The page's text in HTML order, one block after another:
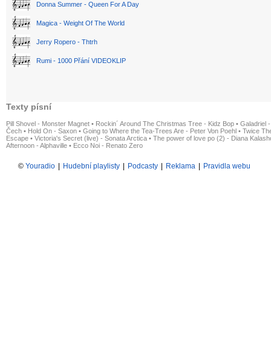
Donna Summer - Queen For A Day
Magica - Weight Of The World
Jerry Ropero - Thtrh
Rumi - 1000 Přání VIDEOKLIP
Texty písní
Pill Shovel - Monster Magnet • Rockin´ Around The Christmas Tree - Kidz Bop • Galadriel
Čech • Hold On - Saxon • Going to Where the Tea-Trees Are - Peter Von Poehl • Twice
Escape • Victoria's Secret (live) - Sonata Arctica • The power of love po (2) - Diana
Afternoon - Alphaville • Ecco Noi - Renato Zero
© Youradio Hudební playlisty Podcasty Reklama Pravidla webu